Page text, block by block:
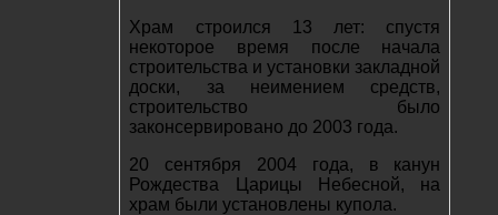
Храм строился 13 лет: спустя
некоторое время после начала
строительства и установки закладной
доски, за неимением средств,
строительство было
законсервировано до 2003 года.
20 сентября 2004 года, в канун
Рождества Царицы Небесной, на
храм были установлены купола.